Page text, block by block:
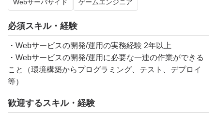
Webサーバサイド ゲームエンジニア
必須スキル・経験
・Webサービスの開発/運用の実務経験 2年以上
・Webサービスの開発/運用に必要な一連の作業ができる
こと（環境構築からプログラミング、テスト、デプロイ
等）
歓迎するスキル・経験